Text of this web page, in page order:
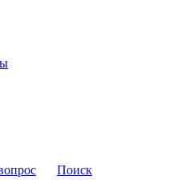
Поиск